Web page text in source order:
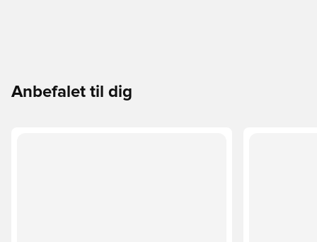
Anbefalet til dig